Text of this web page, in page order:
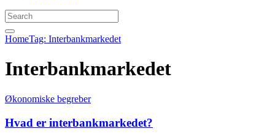
HomeTag: Interbankmarkedet
Interbankmarkedet
Økonomiske begreber
Hvad er interbankmarkedet?